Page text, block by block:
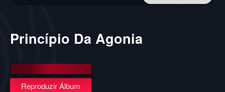
Princípio Da Agonia
Reproduzir Álbum